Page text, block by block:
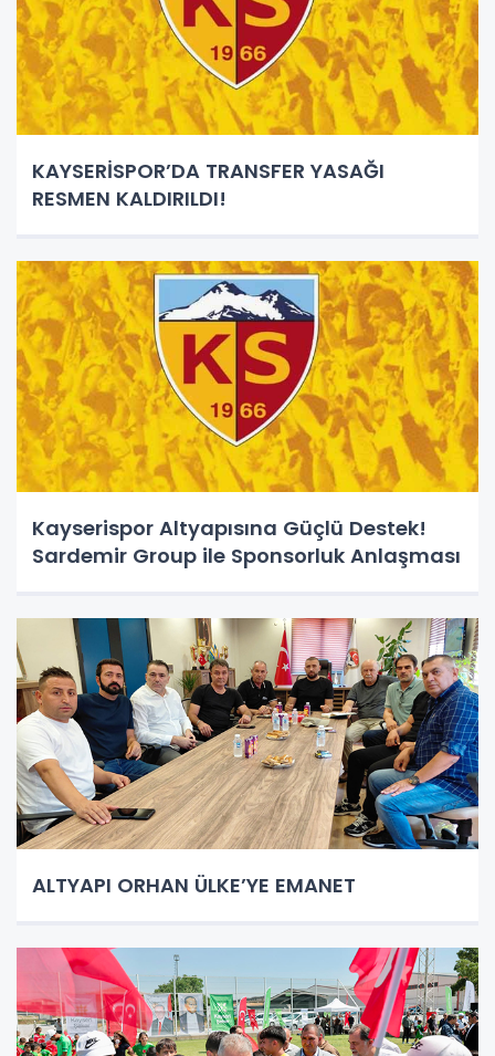
KAYSERİSPOR’DA TRANSFER YASAĞI
RESMEN KALDIRILDI!
Kayserispor Altyapısına Güçlü Destek!
Sardemir Group ile Sponsorluk Anlaşması
ALTYAPI ORHAN ÜLKE’YE EMANET